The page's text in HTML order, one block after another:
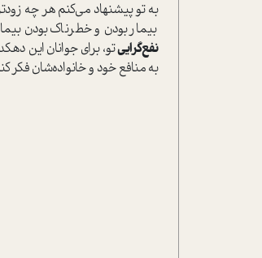
به تو پیشنهاد می‌کنم هر چه
بیمار بودن و خطرناک بودن
نفع‌گراییتو، برای جوانان این
به منافع خود و خانواده‌شان